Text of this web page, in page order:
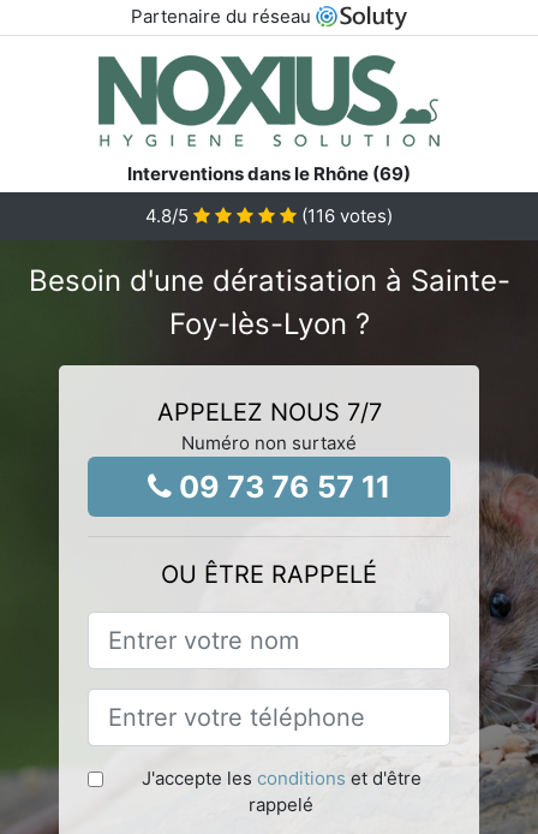
Partenaire du réseau
Interventions dans le Rhône (69)
4.8/5 (116 votes)
Besoin d'une dératisation à Sainte-
Foy-lès-Lyon ?
APPELEZ NOUS 7/7
Numéro non surtaxé
09 73 76 57 11
OU ÊTRE RAPPELÉ
J'accepte les conditions et d'être
rappelé